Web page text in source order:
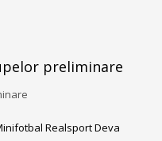
preliminare
Realsport Deva